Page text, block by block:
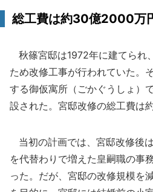
総工費は約30億2000万
秋篠宮邸は1972年に建てられ
ため改修工事が行われていた。
する御仮寓所（ごかぐうしょ）
設された。宮邸改修の総工費は
当初の計画では、宮邸改修後
を代替わりで増えた皇嗣職の事
った。だが、宮邸の改修規模を